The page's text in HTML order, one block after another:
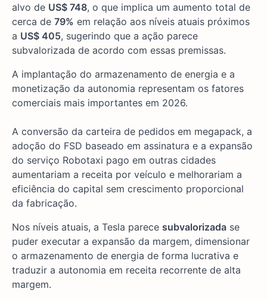
alvo de US$ 748, o que implica um aumento total de
cerca de 79% em relação aos níveis atuais próximos
a US$ 405, sugerindo que a ação parece
subvalorizada de acordo com essas premissas.
A implantação do armazenamento de energia e a
monetização da autonomia representam os fatores
comerciais mais importantes em 2026.
A conversão da carteira de pedidos em megapack, a
adoção do FSD baseado em assinatura e a expansão
do serviço Robotaxi pago em outras cidades
aumentariam a receita por veículo e melhorariam a
eficiência do capital sem crescimento proporcional
da fabricação.
Nos níveis atuais, a Tesla parece subvalorizada se
puder executar a expansão da margem, dimensionar
o armazenamento de energia de forma lucrativa e
traduzir a autonomia em receita recorrente de alta
margem.